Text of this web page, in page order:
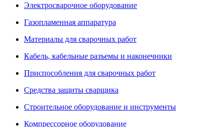
Электросварочное оборудование
Газопламенная аппаратура
Материалы для сварочных работ
Кабель, кабельные разъемы и наконечники
Приспособления для сварочных работ
Средства защиты сварщика
Строительное оборудование и инструменты
Компрессорное оборудование